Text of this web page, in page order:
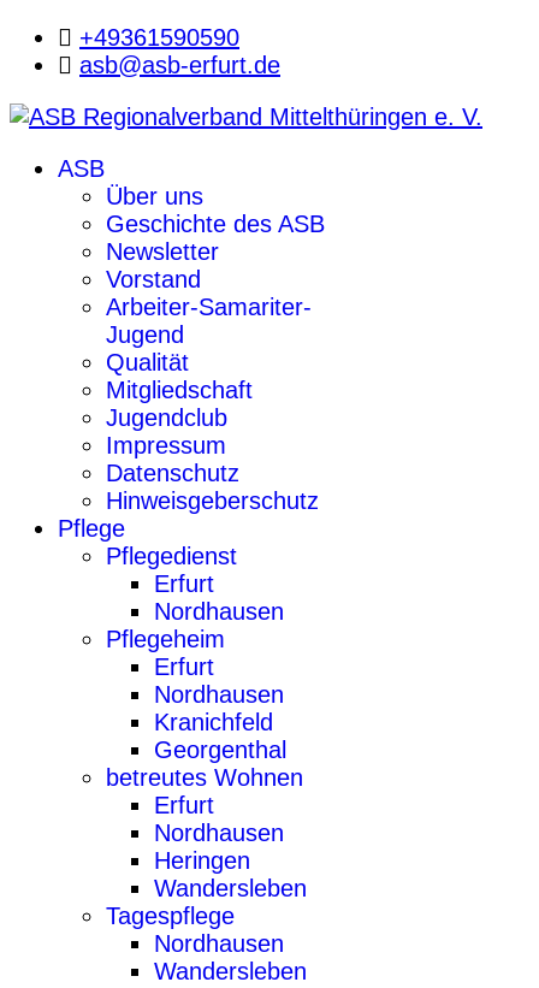
+49361590590
asb@asb-erfurt.de
ASB
Über uns
Geschichte des ASB
Newsletter
Vorstand
Arbeiter-Samariter-
Jugend
Qualität
Mitgliedschaft
Jugendclub
Impressum
Datenschutz
Hinweisgeberschutz
Pflege
Pflegedienst
Erfurt
Nordhausen
Pflegeheim
Erfurt
Nordhausen
Kranichfeld
Georgenthal
betreutes Wohnen
Erfurt
Nordhausen
Heringen
Wandersleben
Tagespflege
Nordhausen
Wandersleben